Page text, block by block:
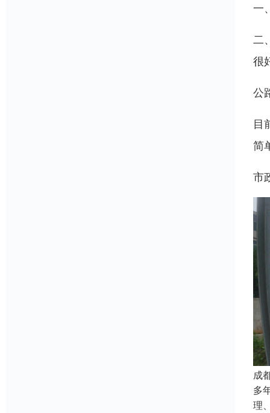
一
二
很
公
目
简
市
成
多
理